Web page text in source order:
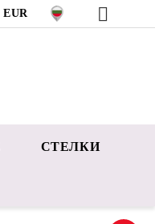
EUR
СТЕЛКИ